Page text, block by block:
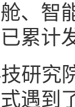
、智
累计
研究
遇到